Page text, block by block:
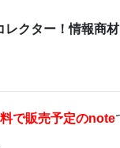
レクター！情報商
で販売予定のnote